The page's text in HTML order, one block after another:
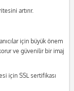
artırır.
için büyük önem
ve güvenilir bir imaj
için SSL sertifikası